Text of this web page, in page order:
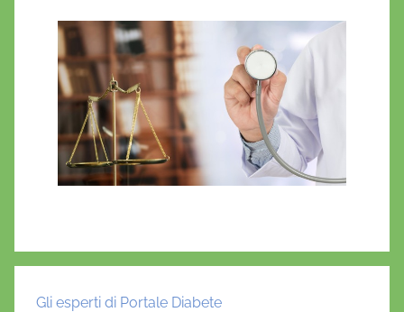
Gli esperti di Portale Diabete